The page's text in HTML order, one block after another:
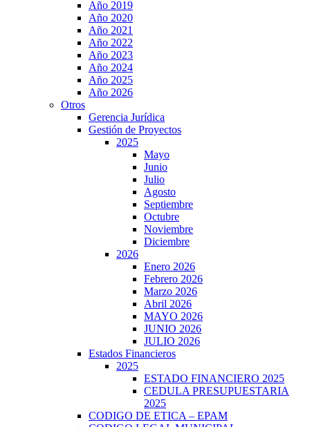
Año 2019
Año 2020
Año 2021
Año 2022
Año 2023
Año 2024
Año 2025
Año 2026
Otros
Gerencia Jurídica
Gestión de Proyectos
2025
Mayo
Junio
Julio
Agosto
Septiembre
Octubre
Noviembre
Diciembre
2026
Enero 2026
Febrero 2026
Marzo 2026
Abril 2026
MAYO 2026
JUNIO 2026
JULIO 2026
Estados Financieros
2025
ESTADO FINANCIERO 2025
CEDULA PRESUPUESTARIA
2025
CODIGO DE ETICA – EPAM